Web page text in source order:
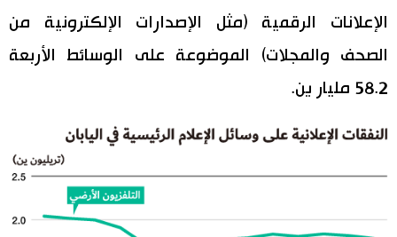
الإعلانات الرقمية (مثل الإصدارات الإلكترونية من
الصحف والمجلات) الموضوعة على الوسائط الأربعة
58.2 مليار ين.